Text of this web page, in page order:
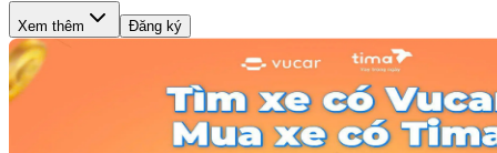
Xem thêm Đăng ký